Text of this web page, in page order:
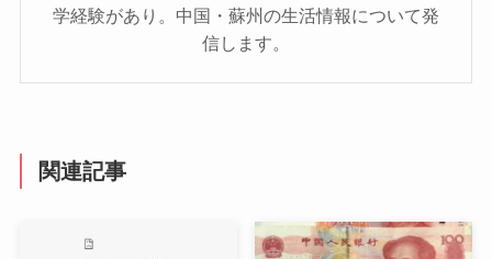
学経験があり。中国・蘇州の生活情報について発
信します。
関連記事